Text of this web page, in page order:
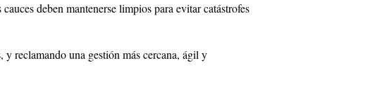
deben mantenerse limpios para evitar catástrofes
reclamando una gestión más cercana, ágil y